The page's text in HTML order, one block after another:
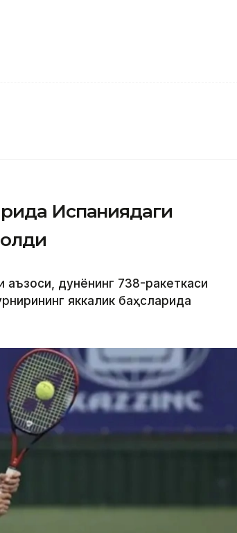
Испаниядаги
аъзоси, дунёнинг 738-ракеткаси
яккалик баҳсларида